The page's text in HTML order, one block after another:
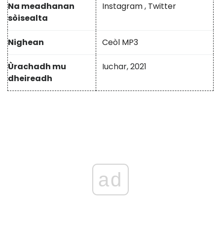
Na meadhanan
sòisealta
Instagram, Twitter
Nighean Ceòl MP3
Ùrachadh mu
dheireadh
Iuchar, 2021
ad